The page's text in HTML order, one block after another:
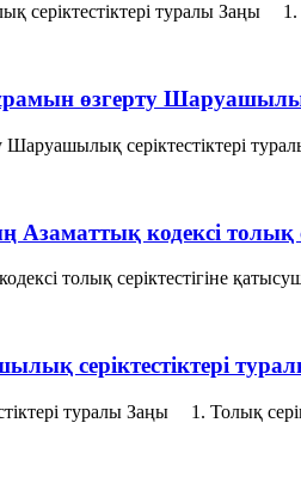
туралы Заңы
өзгерту Шаруашылық
серіктестіктері
кодексі толық
толық серіктестігіне
серіктестіктері
туралы Заңы 1. Толық